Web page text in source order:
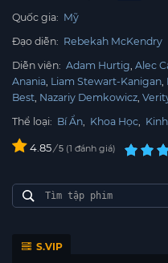
Quốc gia: Mỹ
Đạo diễn: Rebekah McKendry
Diễn viên: Adam Hurtig Alec
Anania Liam Stewart-Kanigan
Best Nazariy Demkowicz
Thể loại: Bí Ẩn, Khoa Học,
4.85/ 5 1 đánh giá
S.VIP